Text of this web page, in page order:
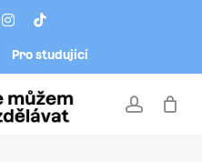
instagram
tiktok
Pro studující
account